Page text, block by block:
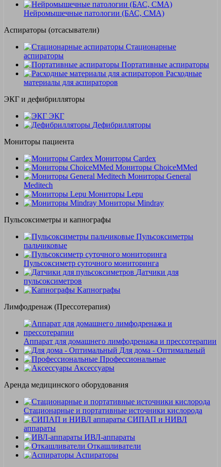
Нейромышечные патологии (БАС, СМА)
Аспираторы (отсасыватели)
Стационарные
аспираторы
Портативные аспираторы
Расходные
материалы для аспираторов
ЭКГ и дефибрилляторы
ЭКГ
Дефибрилляторы
Мониторы пациента
Мониторы Cardex
Мониторы ChoiceMMed
Мониторы General
Meditech
Мониторы Lepu
Мониторы Mindray
Пульсоксиметры и капнографы
Пульсоксиметры
пальчиковые
Пульсоксиметр суточного мониторинга
Датчики для
пульсоксиметров
Kапнографы
Лимфодренаж (Прессотерапия)
Аппарат для домашнего лимфодренажа и прессотерапии
Для дома - Оптимальный
Профессиональные
Аксессуары
Аренда медицинского оборудования
Стационарные и портативные источники кислорода
СИПАП и НИВЛ
аппараты
ИВЛ-аппараты
Откашливатели
Аспираторы